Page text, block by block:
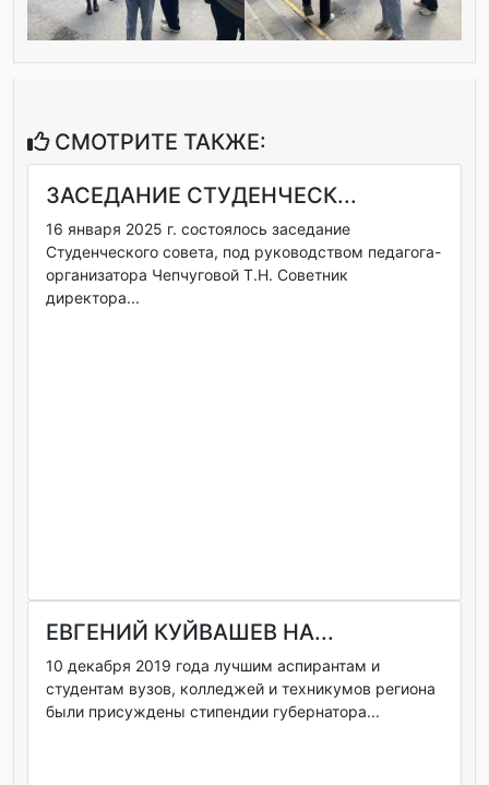
СМОТРИТЕ ТАКЖЕ:
ЗАСЕДАНИЕ СТУДЕНЧЕСК...
16 января 2025 г. состоялось заседание
Студенческого совета, под руководством педагога-
организатора Чепчуговой Т.Н. Советник
директора...
ЕВГЕНИЙ КУЙВАШЕВ НА...
10 декабря 2019 года лучшим аспирантам и
студентам вузов, колледжей и техникумов региона
были присуждены стипендии губернатора...